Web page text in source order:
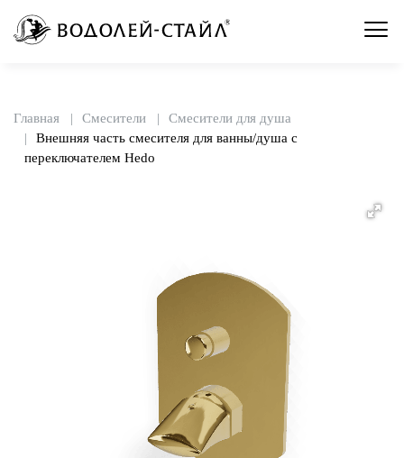
Главная Смесители
Смесители для душа
Внешняя часть смесителя для ванны/душа с
переключателем Hedo